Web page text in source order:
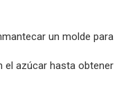
un molde para
el azúcar hasta obtener